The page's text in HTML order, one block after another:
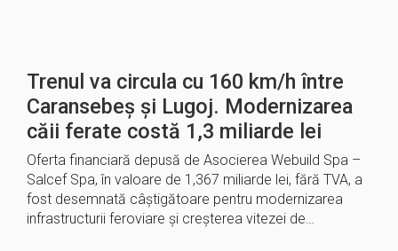
Trenul va circula cu 160 km/h între
Caransebeș și Lugoj. Modernizarea
căii ferate costă 1,3 miliarde lei
Oferta financiară depusă de Asocierea Webuild Spa –
Salcef Spa, în valoare de 1,367 miliarde lei, fără TVA, a
fost desemnată câştigătoare pentru modernizarea
infrastructurii feroviare şi creşterea vitezei de…